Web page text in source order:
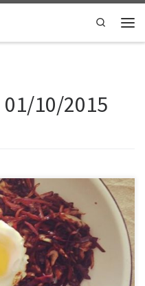
Search
01/10/2015